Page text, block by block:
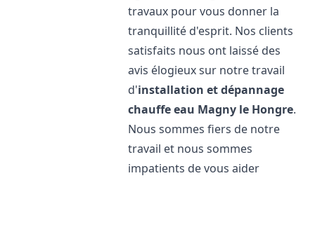
travaux pour vous donner la
tranquillité d'esprit. Nos clients
satisfaits nous ont laissé des
avis élogieux sur notre travail
d'installation et dépannage
chauffe eau Magny le Hongre.
Nous sommes fiers de notre
travail et nous sommes
impatients de vous aider